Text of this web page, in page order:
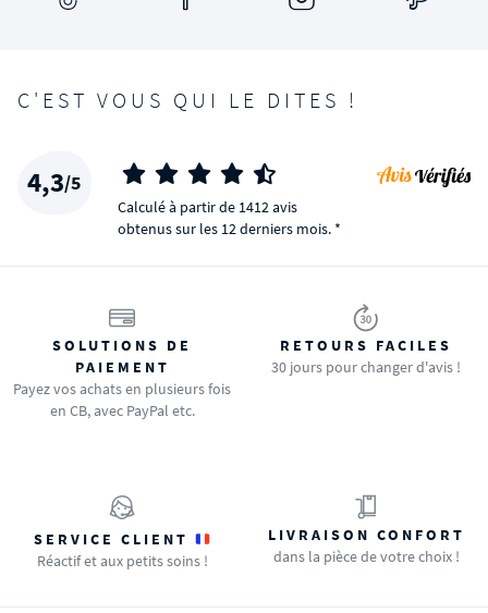
C'EST VOUS QUI LE DITES !
4,3/5
Calculé à partir de 1412 avis
obtenus sur les 12 derniers mois. *
SOLUTIONS DE
PAIEMENT
Payez vos achats en plusieurs fois
en CB, avec PayPal etc.
RETOURS FACILES
30 jours pour changer d'avis !
SERVICE CLIENT
Réactif et aux petits soins !
LIVRAISON CONFORT
dans la pièce de votre choix !